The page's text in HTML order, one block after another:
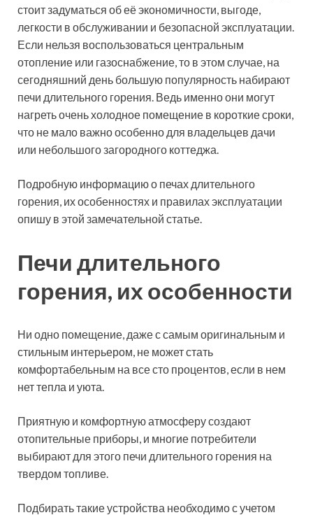
стоит задуматься об её экономичности, выгоде,
легкости в обслуживании и безопасной эксплуатации.
Если нельзя воспользоваться центральным
отопление или газоснабжение, то в этом случае, на
сегодняшний день большую популярность набирают
печи длительного горения. Ведь именно они могут
нагреть очень холодное помещение в короткие сроки,
что не мало важно особенно для владельцев дачи
или небольшого загородного коттеджа.
Подробную информацию о печах длительного
горения, их особенностях и правилах эксплуатации
опишу в этой замечательной статье.
Печи длительного
горения, их особенности
Ни одно помещение, даже с самым оригинальным и
стильным интерьером, не может стать
комфортабельным на все сто процентов, если в нем
нет тепла и уюта.
Приятную и комфортную атмосферу создают
отопительные приборы, и многие потребители
выбирают для этого печи длительного горения на
твердом топливе.
Подбирать такие устройства необходимо с учетом